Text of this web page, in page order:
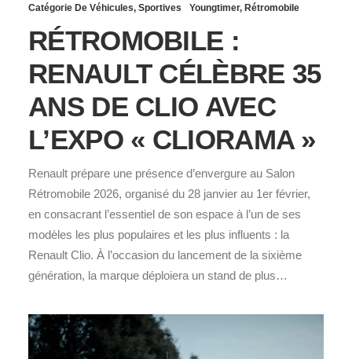
Catégorie De Véhicules, Sportives Youngtimer, Rétromobile
RÉTROMOBILE :
RENAULT CÉLÈBRE 35
ANS DE CLIO AVEC
L’EXPO « CLIORAMA »
Renault prépare une présence d’envergure au Salon
Rétromobile 2026, organisé du 28 janvier au 1er février,
en consacrant l’essentiel de son espace à l’un de ses
modèles les plus populaires et les plus influents : la
Renault Clio. À l’occasion du lancement de la sixième
génération, la marque déploiera un stand de plus…